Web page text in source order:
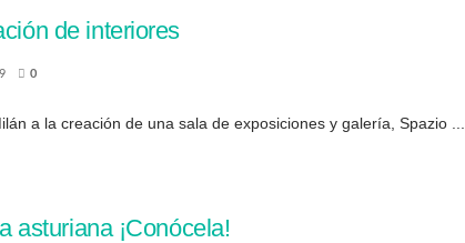
de interiores
0
a la creación de una sala de exposiciones y galería, Spazio ...
asturiana ¡Conócela!